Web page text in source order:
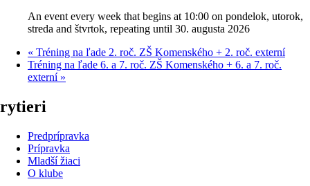
An event every week that begins at 10:00 on pondelok, utorok,
streda and štvrtok, repeating until 30. augusta 2026
« Tréning na ľade 2. roč. ZŠ Komenského + 2. roč. externí
Tréning na ľade 6. a 7. roč. ZŠ Komenského + 6. a 7. roč.
externí »
rytieri
Predprípravka
Prípravka
Mladší žiaci
O klube